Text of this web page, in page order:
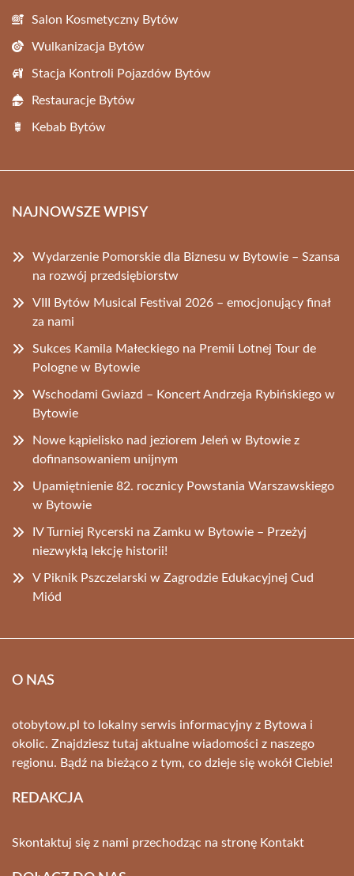
Salon Kosmetyczny Bytów
Wulkanizacja Bytów
Stacja Kontroli Pojazdów Bytów
Restauracje Bytów
Kebab Bytów
NAJNOWSZE WPISY
Wydarzenie Pomorskie dla Biznesu w Bytowie – Szansa
na rozwój przedsiębiorstw
VIII Bytów Musical Festival 2026 – emocjonujący finał
za nami
Sukces Kamila Małeckiego na Premii Lotnej Tour de
Pologne w Bytowie
Wschodami Gwiazd – Koncert Andrzeja Rybińskiego w
Bytowie
Nowe kąpielisko nad jeziorem Jeleń w Bytowie z
dofinansowaniem unijnym
Upamiętnienie 82. rocznicy Powstania Warszawskiego
w Bytowie
IV Turniej Rycerski na Zamku w Bytowie – Przeżyj
niezwykłą lekcję historii!
V Piknik Pszczelarski w Zagrodzie Edukacyjnej Cud
Miód
O NAS
otobytow.pl to lokalny serwis informacyjny z Bytowa i
okolic. Znajdziesz tutaj aktualne wiadomości z naszego
regionu. Bądź na bieżąco z tym, co dzieje się wokół Ciebie!
REDAKCJA
Skontaktuj się z nami przechodząc na stronę Kontakt